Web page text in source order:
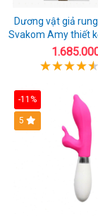
Dương vật giả
Svakom Amy thiết
dễ dùng
-11%
5